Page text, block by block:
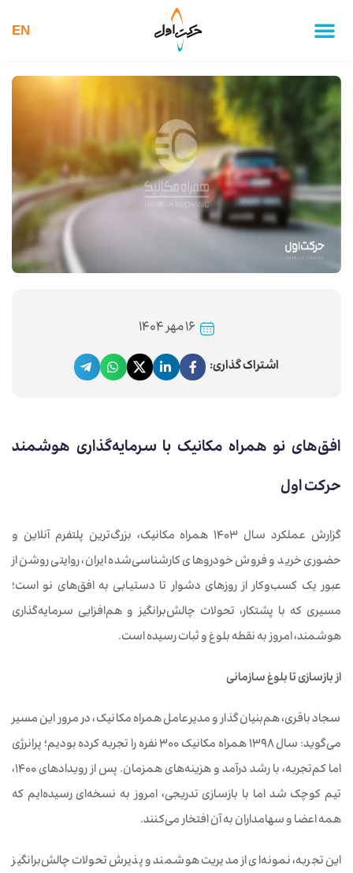
EN
۱۶ مهر ۱۴۰۴
اشتراک گذاری:
افق‌های نو همراه مکانیک با سرمایه‌گذاری هوشمند
حرکت اول
گزارش عملکرد سال ۱۴۰۳ همراه مکانیک، بزرگ‌ترین پلتفرم آنلاین و
حضوری خرید و فروش خودروهای کارشناسی‌شده ایران، روایتی روشن از
عبور یک کسب‌وکار از روزهای دشوار تا دستیابی به افق‌های نو است؛
مسیری که با پشتکار، تحولات چالش‌برانگیز و هم‌افزایی سرمایه‌گذاری
هوشمند، امروز به نقطه بلوغ و ثبات رسیده است.
از بازسازی تا بلوغ سازمانی
سجاد باقری، هم‌بنیان‌گذار و مدیرعامل همراه مکانیک، در مرور این مسیر
می‌گوید: سال ۱۳۹۸ همراه مکانیک ۳۰۰ نفره را تجربه کرده بودیم؛ پرانرژی
اما کم‌تجربه، با رشد درآمد و هزینه‌های همزمان. پس از رویدادهای ۱۴۰۰،
تیم کوچک شد اما با بازسازی تدریجی، امروز به نسخه‌ای رسیده‌ایم که
همه اعضا و سهامداران به آن افتخار می‌کنند.
این تجربه، نمونه‌ای از مدیریت هوشمند و پذیرش تحولات چالش‌برانگیز